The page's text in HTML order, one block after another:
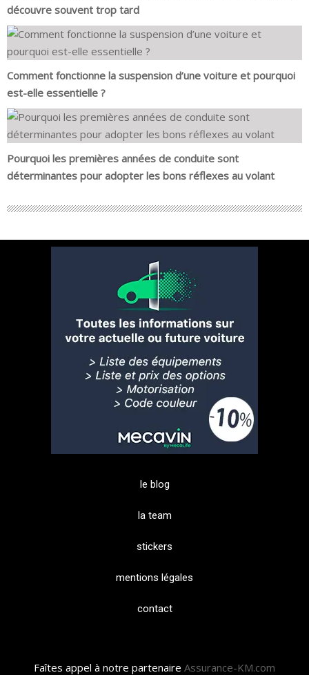
découvre souvent trop tard
Comment fonctionne la suspension d’une voiture et pourquoi
est-elle essentielle ?
Pourquoi les premières années de conduite sont
déterminantes pour adopter les bons réflexes au volant
le blog
la team
stickers
mentions légales
contact
Faîtes appel à notre partenaire Assurance-KM.com